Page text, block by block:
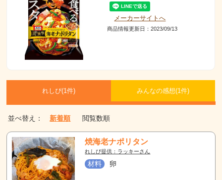
メーカーサイトへ
商品情報更新日：2023/09/13
れしぴ(1件) みんなの感想(1件)
並べ替え： 新着順 閲覧数順
焼海老ナポリタン
れしぴ提供：ラッキーさん
材料 卵